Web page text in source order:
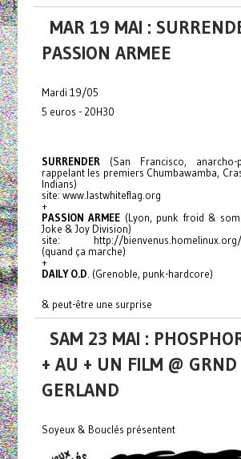
MAR 19 MAI :
PASSION ARMEE
Mardi 19/05
5 euros - 20H30
SURRENDER(San Francisco, anarcho-
rappelant les premiers Chumbawamba,
Indians)
site: www.lastwhiteflag.org
+
PASSION ARMEE (Lyon, punk froid &
Joke & Joy Division)
site: http://bienvenus.homelinux.org/
(quand ça marche)
+
DAILY O.D. (Grenoble, punk-hardcore)
& peut-être une surprise
SAM 23 MAI :
+ AU + UN FILM @ GRND
GERLAND
Soyeux & Bouclés présentent